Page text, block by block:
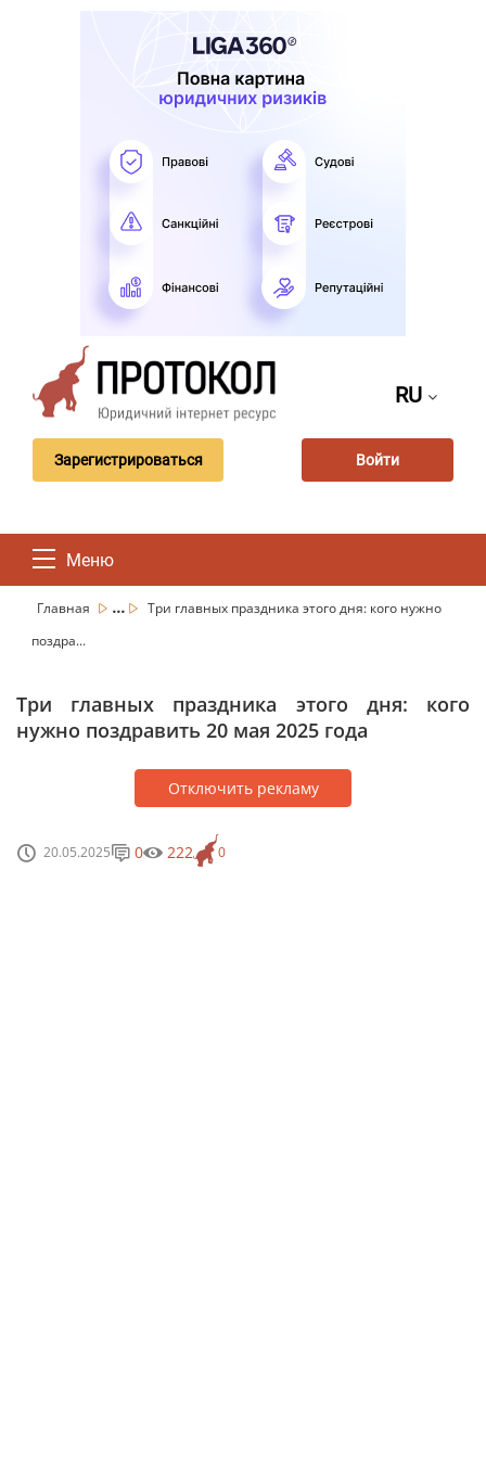
RU
Зарегистрироваться Войти
Меню
Главная ...
Три главных праздника этого дня: кого нужно
поздра...
Три главных праздника этого дня: кого
нужно поздравить 20 мая 2025 года
Отключить рекламу
20.05.2025 0
0 222